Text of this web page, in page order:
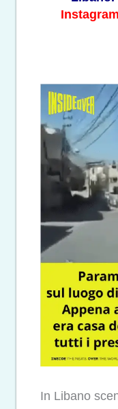
Instagram
In Libano